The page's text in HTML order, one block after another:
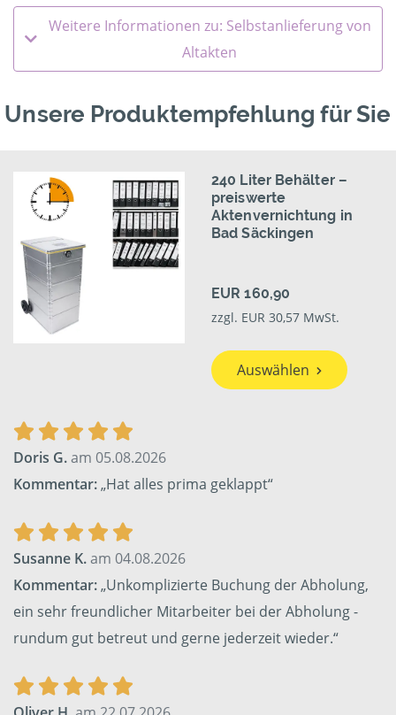
Weitere Informationen zu: Selbstanlieferung von
Altakten
Unsere Produktempfehlung für Sie
240 Liter Behälter –
preiswerte
Aktenvernichtung in
Bad Säckingen
EUR 160,90
zzgl. EUR 30,57 MwSt.
Auswählen
Doris G.am 05.08.2026
Kommentar:„Hat alles prima geklappt“
Susanne K.am 04.08.2026
Kommentar:„Unkomplizierte Buchung der Abholung,
ein sehr freundlicher Mitarbeiter bei der Abholung -
rundum gut betreut und gerne jederzeit wieder.“